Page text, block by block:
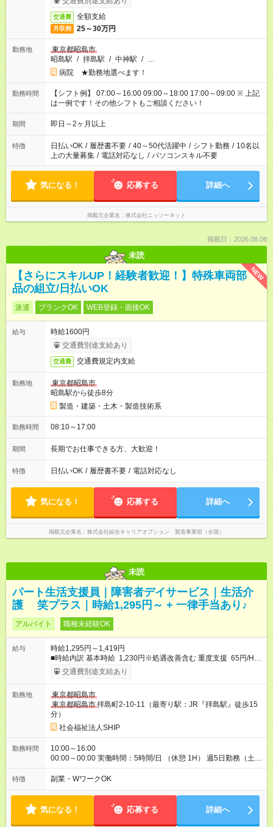
交通費 全額支給
月収例 25～30万円
勤務地
東京都昭島市
昭島駅 / 拝島駅 / 中神駅 / …
病院 ★勤務地選べます！
勤務時間
【シフト例】 07:00～16:00 09:00～18:00 17:00～09:00 ※ 上記
は一例です！その他シフトもご相談ください！
期間 即日～2ヶ月以上
特徴 日払いOK / 履歴書不要 / 40～50代活躍中 / シフト勤務 / 10名以
上の大量募集 / 電話対応なし / パソコンスキル不要
気になる！ 応募する 詳細へ
掲載元企業名 株式会社ニッソーネット
掲載日：2026.08.08
未読
NEW
【さらにスキルUP！経験者歓迎！】特殊車両部
品の組立/日払いOK
派遣 ブランクOK WEB登録・面接OK
給与
時給1600円
交通費別途支給あり
交通費 交通費規定内支給
勤務地
東京都昭島市
昭島駅から徒歩8分
製造・建築・土木・製造技術系
勤務時間 08:10～17:00
期間 長期でお仕事できる方、大歓迎！
特徴 日払いOK / 履歴書不要 / 電話対応なし
気になる！ 応募する 詳細へ
掲載元企業名 株式会社綜合キャリアオプション 製造事業部（全国）
未読
パート生活支援員｜障害者デイサービス｜生活介
護 笑プラス｜時給1,295円～ + 一律手当あり♪
アルバイト 職種未経験OK
給与
時給1,295円～1,419円
■時給内訳 基本時給 1,230円※処遇改善含む 重度支援 65円/H 上
記時給に上乗せ 一律手当 月20,000円（週20H以上） 月5,000円
（週20H未満） その他、ヘルパー2級や介護福祉士などの資格は
介護福祉士 +62円/H 介護福祉士＆社会福祉士 +124円/H ■時給
例 介護福祉士 5H×週5日＝25時間/週 1,230円＋65円＋62円＝
1,357円/H ＋ 住宅手当2万/月 【試用期間】試用期間あり 試用期
間の長さ：3ヶ月 雇用形態、給与は本採用時と同じです。
交通費別途支給あり
勤務地
東京都昭島市
東京都昭島市拝島町2-10-11（最寄り駅：JR『拝島駅』徒歩15
分）
社会福祉法人SHIP
勤務時間
10:00～16:00
00:00～00:00 実働時間：5時間/日 （休憩 1H） 週5日勤務（土日
祝休み） ※送迎業務のある免許保持者は、9:00～17:00の勤務で
す。
特徴 副業・WワークOK
気になる！ 応募する 詳細へ